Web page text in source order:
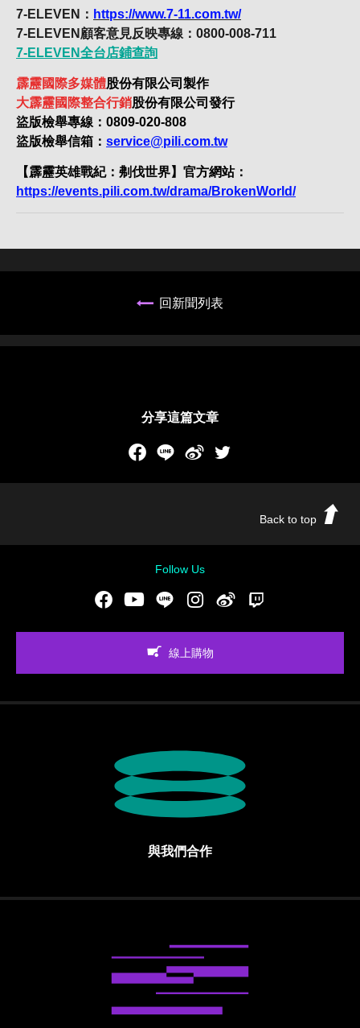
7-ELEVEN： https://www.7-11.com.tw/
7-ELEVEN顧客意見反映專線：0800-008-711
7-ELEVEN全台店鋪查詢
霹靂國際多媒體股份有限公司製作
大霹靂國際整合行銷股份有限公司發行
盜版檢舉專線：0809-020-808
盜版檢舉信箱： service@pili.com.tw
【霹靂英雄戰紀：刜伐世界】官方網站：
https://events.pili.com.tw/drama/BrokenWorld/
回新聞列表
分享這篇文章
Facebook
LINE 新浪微博
Back to top
Follow Us
FacebookYoutubeLINE Instgram新浪微博
線上購物
與我們合作